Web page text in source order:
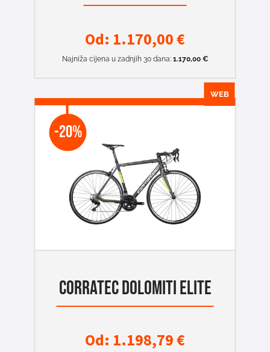
Od: 1.170,00€
Najniža cijena u zadnjih 30 dana: 1.170,00 €
-20%
WEB
CORRATEC DOLOMITI ELITE
Od: 1.198,79€